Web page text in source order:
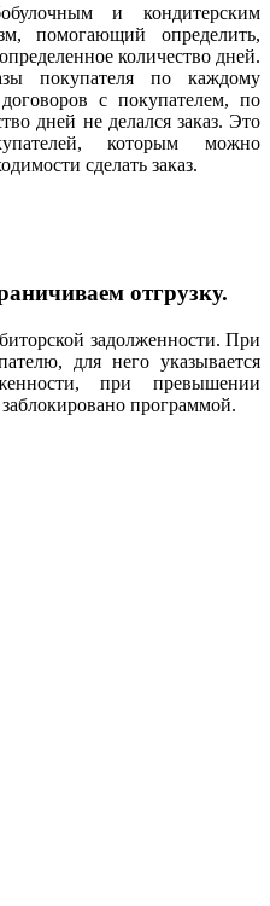
и кондитерским
помогающий определить,
количество дней.
покупателя по каждому
с покупателем, по
дней не делался заказ. Это
которым можно
сделать заказ.
отгрузку.
задолженности. При
для него указывается
при превышении
заблокировано программой.